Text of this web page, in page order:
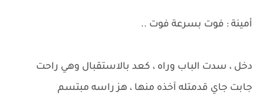
أمينة : فوت بسرعة فوت ..
دخل ، سدت الباب وراه ، كعد بالاستقبال وهي راحت
جابت جاي قدمتله آخذه منها ، هز راسه مبتسم